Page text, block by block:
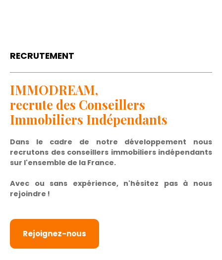
RECRUTEMENT
IMMODREAM,
recrute des Conseillers
Immobiliers Indépendants
Dans le cadre de notre développement nous
recrutons des conseillers immobiliers indépendants
sur l'ensemble de la France.
Avec ou sans expérience, n'hésitez pas à nous
rejoindre !
Rejoignez-nous